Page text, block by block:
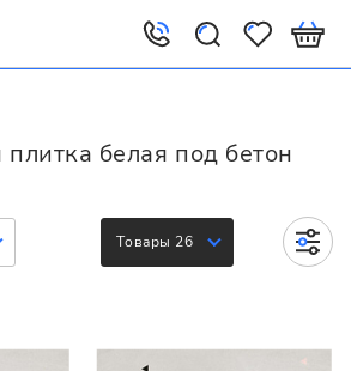
белая под бетон
Товары 26